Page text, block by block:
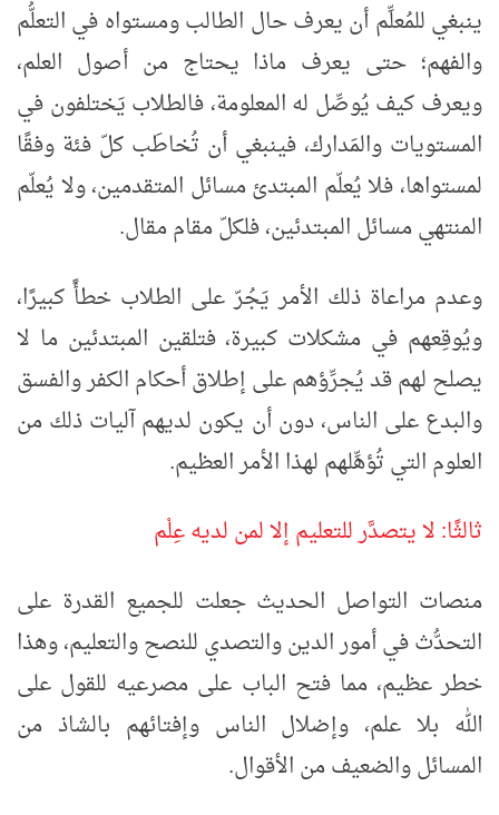
ينبغي للمُعلِّم أن يعرف حال الطالب ومستواه في التعلُّم
والفهم؛ حتى يعرف ماذا يحتاج من أصول العلم،
ويعرف كيف يُوصِّل له المعلومة، فالطلاب يَختلفون في
المستويات والمَدارك، فينبغي أن تُخاطَب كلّ فئة وفقًا
لمستواها، فلا يُعلّم المبتدئ مسائل المتقدمين، ولا يُعلّم
المنتهي مسائل المبتدئين، فلكلّ مقام مقال.
وعدم مراعاة ذلك الأمر يَجُرّ على الطلاب خطأً كبيرًا،
ويُوقِعهم في مشكلات كبيرة، فتلقين المبتدئين ما لا
يصلح لهم قد يُجرِّؤهم على إطلاق أحكام الكفر والفسق
والبدع على الناس، دون أن يكون لديهم آليات ذلك من
العلوم التي تُؤهِّلهم لهذا الأمر العظيم.
ثالثًا: لا يتصدَّر للتعليم إلا لمن لديه عِلْم
منصات التواصل الحديث جعلت للجميع القدرة على
التحدُّث في أمور الدين والتصدي للنصح والتعليم، وهذا
خطر عظيم، مما فتح الباب على مصرعيه للقول على
الله بلا علم، وإضلال الناس وإفتائهم بالشاذ من
المسائل والضعيف من الأقوال.